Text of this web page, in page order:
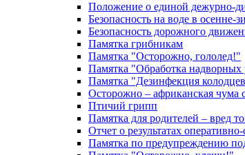
Положение о единой дежурно-
Безопасность на воде в осенне-
Безопасность дорожного
Памятка грибникам
Памятка "Осторожно, гололед!"
Памятка "Обработка
Памятка "Дезинфекция
Осторожно – африканская чума
Птичий грипп
Памятка для родителей – вред
Отчет о результатах
Памятка по предупреждению